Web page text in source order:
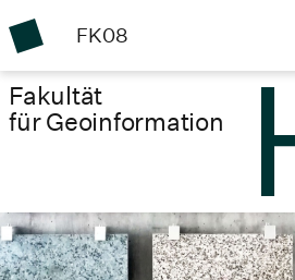
FK08
Fakultät
für Geoinformation